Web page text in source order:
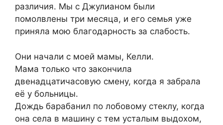
различия. Мы с Джулианом были
помолвлены три месяца, и его семья уже
приняла мою благодарность за слабость.
Они начали с моей мамы, Келли.
Мама только что закончила
двенадцатичасовую смену, когда я забрала
её у больницы.
Дождь барабанил по лобовому стеклу, когда
она села в машину с тем усталым выдохом,